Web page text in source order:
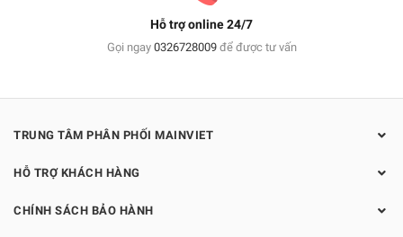
Hỗ trợ online 24/7
Gọi ngay 0326728009để được tư vấn
TRUNG TÂM PHÂN PHỐI MAINVIET
HỖ TRỢ KHÁCH HÀNG
CHÍNH SÁCH BẢO HÀNH